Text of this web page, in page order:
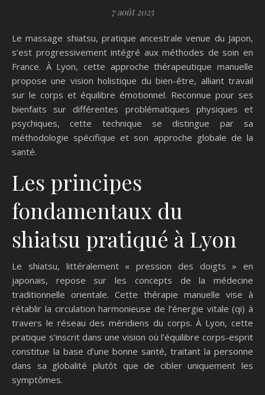
7 août 2025
Le massage shiatsu, pratique ancestrale venue du Japon,
s’est progressivement intégré aux méthodes de soin en
France. À Lyon, cette approche thérapeutique manuelle
propose une vision holistique du bien-être, alliant travail
sur le corps et équilibre émotionnel. Reconnue pour ses
bienfaits sur différentes problématiques physiques et
psychiques, cette technique se distingue par sa
méthodologie spécifique et son approche globale de la
santé.
Les principes
fondamentaux du
shiatsu pratiqué à Lyon
Le shiatsu, littéralement « pression des doigts » en
japonais, repose sur les concepts de la médecine
traditionnelle orientale. Cette thérapie manuelle vise à
rétablir la circulation harmonieuse de l’énergie vitale (qi) à
travers le réseau des méridiens du corps. À Lyon, cette
pratique s’inscrit dans une vision où l’équilibre corps-esprit
constitue la base d’une bonne santé, traitant la personne
dans sa globalité plutôt que de cibler uniquement les
symptômes.